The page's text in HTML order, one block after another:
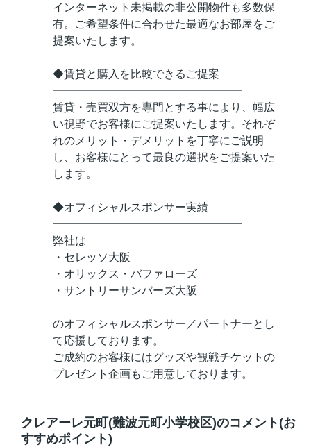
インターネット未掲載の非公開物件も多数保
有。ご希望条件に合わせた最適なお部屋をご
提案いたします。
◆賃貸と購入を比較できるご提案
━━━━━━━━━━━━━━━━━
賃貸・売買双方を専門とする事により、幅広
い視野でお客様にご提案いたします。それぞ
れのメリット・デメリットを丁寧にご説明
し、お客様にとって最良の選択をご提案いた
します。
◆オフィシャルスポンサー実績
━━━━━━━━━━━━━━━━━
弊社は
・セレッソ大阪
・オリックス・バファローズ
・サントリーサンバーズ大阪
のオフィシャルスポンサー／パートナーとし
て応援しております。
ご成約のお客様にはグッズや観戦チケットの
プレゼント企画もご用意しております。
クレアーレ元町(難波元町小学校区)のコメント(お
すすめポイント)